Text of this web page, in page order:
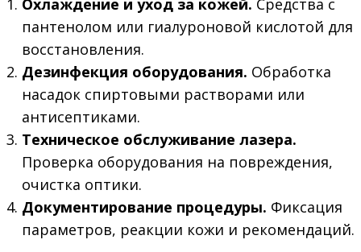
Охлаждение и уход за кожей. Средства с
пантенолом или гиалуроновой кислотой для
восстановления.
Дезинфекция оборудования. Обработка
насадок спиртовыми растворами или
антисептиками.
Техническое обслуживание лазера.
Проверка оборудования на повреждения,
очистка оптики.
Документирование процедуры. Фиксация
параметров, реакции кожи и рекомендаций.